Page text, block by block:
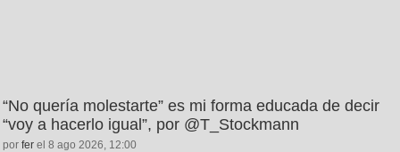
“No quería molestarte” es mi forma educada de decir
“voy a hacerlo igual”, por @T_Stockmann
por fer el 8 ago 2026, 12:00